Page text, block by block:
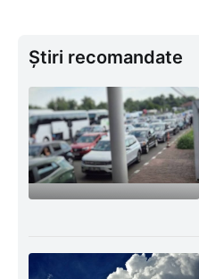
Știri recomandate